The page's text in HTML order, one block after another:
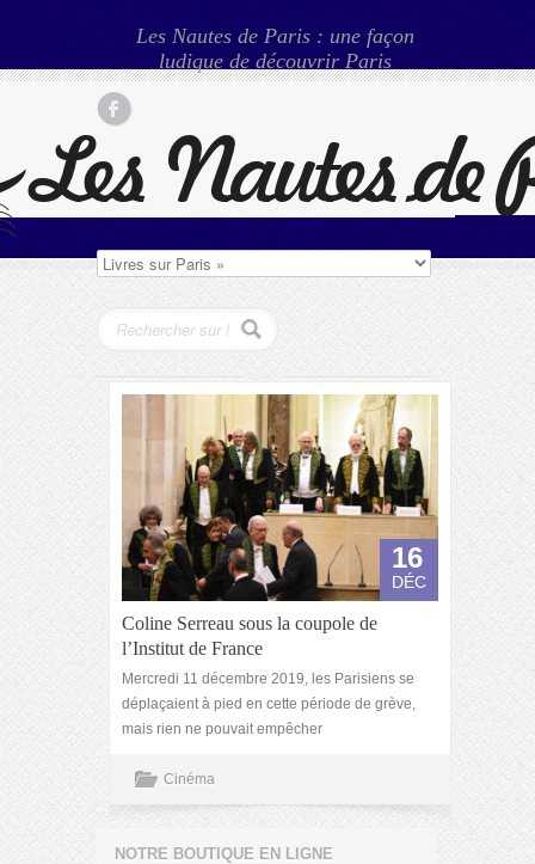
Les Nautes de Paris : une façon
ludique de découvrir Paris
16
DÉC
Coline Serreau sous la coupole de
l’Institut de France
Mercredi 11 décembre 2019, les Parisiens se
déplaçaient à pied en cette période de grève,
mais rien ne pouvait empêcher
Cinéma
NOTRE BOUTIQUE EN LIGNE